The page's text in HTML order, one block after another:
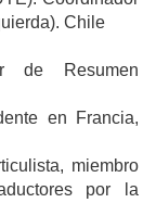
Chile
de Resumen
en Francia,
miembro
por la